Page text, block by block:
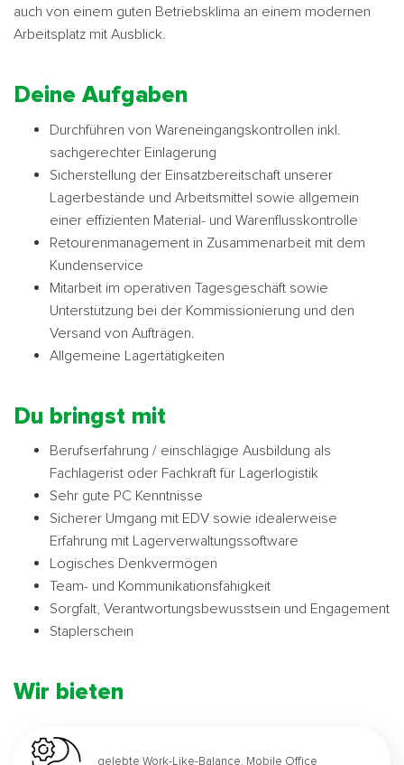
auch von einem guten Betriebsklima an einem modernen
Arbeitsplatz mit Ausblick.
Deine Aufgaben
Durchführen von Wareneingangskontrollen inkl.
sachgerechter Einlagerung
Sicherstellung der Einsatzbereitschaft unserer
Lagerbestände und Arbeitsmittel sowie allgemein
einer effizienten Material- und Warenflusskontrolle
Retourenmanagement in Zusammenarbeit mit dem
Kundenservice
Mitarbeit im operativen Tagesgeschäft sowie
Unterstützung bei der Kommissionierung und den
Versand von Aufträgen.
Allgemeine Lagertätigkeiten
Du bringst mit
Berufserfahrung / einschlägige Ausbildung als
Fachlagerist oder Fachkraft für Lagerlogistik
Sehr gute PC Kenntnisse
Sicherer Umgang mit EDV sowie idealerweise
Erfahrung mit Lagerverwaltungssoftware
Logisches Denkvermögen
Team- und Kommunikationsfähigkeit
Sorgfalt, Verantwortungsbewusstsein und Engagement
Staplerschein
Wir bieten
gelebte Work-Like-Balance, Mobile Office